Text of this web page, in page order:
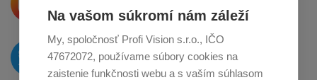
o zdieľanie naInstagrame
O novinkách píšeme
naTwitteri
Na vašom súkromí nám záleží
My, spoločnosť Profi Vision s.r.o., IČO
47672072, používame súbory cookies na
zaistenie funkčnosti webu a s vaším súhlasom